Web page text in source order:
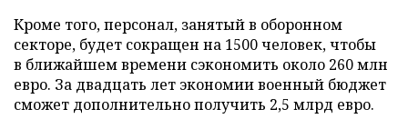
Кроме того, персонал, занятый в оборонном
секторе, будет сокращен на 1500 человек, чтобы
в ближайшем времени сэкономить около 260 млн
евро. За двадцать лет экономии военный бюджет
сможет дополнительно получить 2,5 млрд евро.